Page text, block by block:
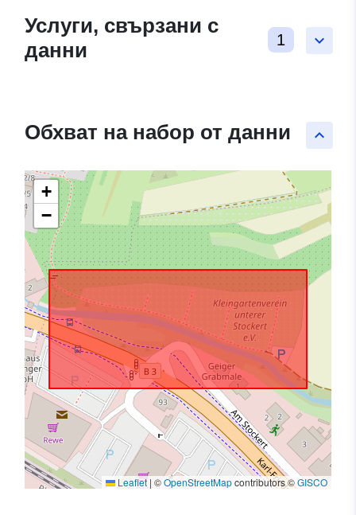
keyboard_arrow_down
Услуги, свързани с
данни
1
keyboard_arrow_up
Обхват на набор от данни
+
−
Leaflet | ©OpenStreetMapcontributors ©GISCO